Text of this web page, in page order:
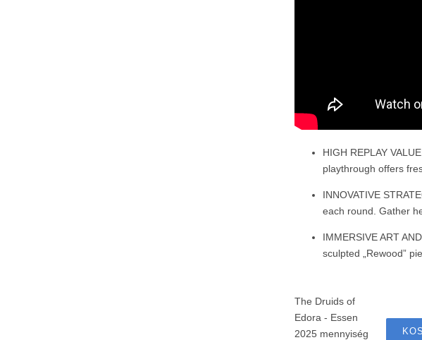
HIGH REPLAY
playthrough offers
INNOVATIVE
each round. Gather
IMMERSIVE ART
sculpted „Rewood”
The Druids of
Edora - Essen
2025 mennyiség